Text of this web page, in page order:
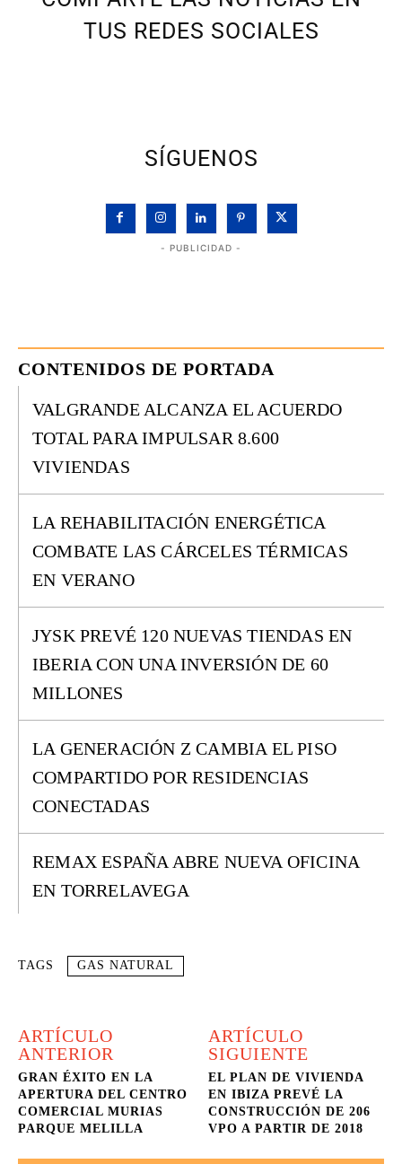
TUS REDES SOCIALES
SÍGUENOS
- PUBLICIDAD -
CONTENIDOS DE PORTADA
VALGRANDE ALCANZA EL ACUERDO
TOTAL PARA IMPULSAR 8.600
VIVIENDAS
LA REHABILITACIÓN ENERGÉTICA
COMBATE LAS CÁRCELES TÉRMICAS
EN VERANO
JYSK PREVÉ 120 NUEVAS TIENDAS EN
IBERIA CON UNA INVERSIÓN DE 60
MILLONES
LA GENERACIÓN Z CAMBIA EL PISO
COMPARTIDO POR RESIDENCIAS
CONECTADAS
REMAX ESPAÑA ABRE NUEVA OFICINA
EN TORRELAVEGA
TAGS GAS NATURAL
ARTÍCULO
ANTERIOR
GRAN ÉXITO EN LA
APERTURA DEL CENTRO
COMERCIAL MURIAS
PARQUE MELILLA
ARTÍCULO
SIGUIENTE
EL PLAN DE VIVIENDA
EN IBIZA PREVÉ LA
CONSTRUCCIÓN DE 206
VPO A PARTIR DE 2018